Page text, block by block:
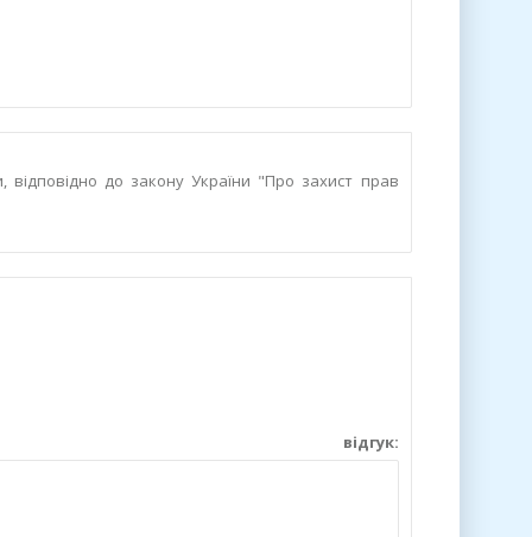
відповідно до закону України "Про захист прав